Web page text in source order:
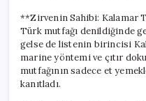
**Zirvenin Sahibi: Kalamar
Türk mutfağı denildiğinde
gelse de listenin birincisi
marine yöntemi ve çıtır
mutfağının sadece et
kanıtladı.